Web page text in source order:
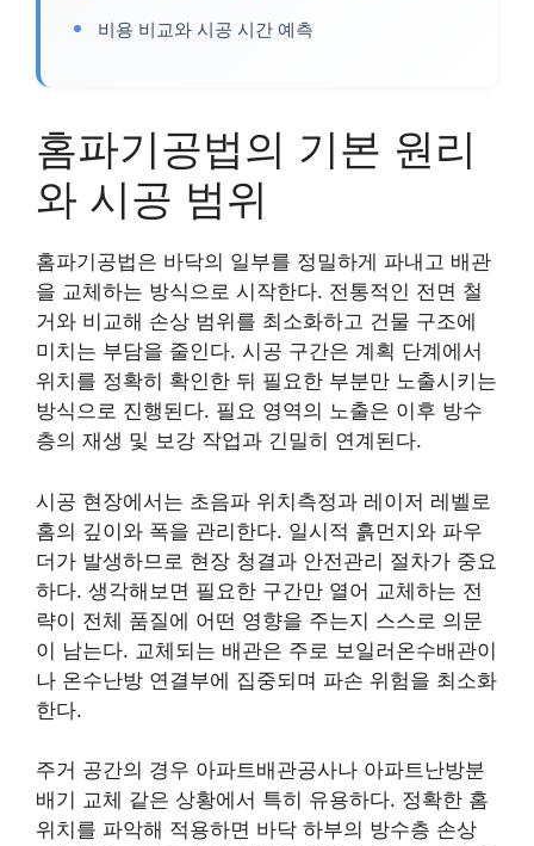
비용 비교와 시공 시간 예측
홈파기공법의 기본 원리
와 시공 범위
홈파기공법은 바닥의 일부를 정밀하게 파내고 배관
을 교체하는 방식으로 시작한다. 전통적인 전면 철
거와 비교해 손상 범위를 최소화하고 건물 구조에
미치는 부담을 줄인다. 시공 구간은 계획 단계에서
위치를 정확히 확인한 뒤 필요한 부분만 노출시키는
방식으로 진행된다. 필요 영역의 노출은 이후 방수
층의 재생 및 보강 작업과 긴밀히 연계된다.
시공 현장에서는 초음파 위치측정과 레이저 레벨로
홈의 깊이와 폭을 관리한다. 일시적 흙먼지와 파우
더가 발생하므로 현장 청결과 안전관리 절차가 중요
하다. 생각해보면 필요한 구간만 열어 교체하는 전
략이 전체 품질에 어떤 영향을 주는지 스스로 의문
이 남는다. 교체되는 배관은 주로 보일러온수배관이
나 온수난방 연결부에 집중되며 파손 위험을 최소화
한다.
주거 공간의 경우 아파트배관공사나 아파트난방분
배기 교체 같은 상황에서 특히 유용하다. 정확한 홈
위치를 파악해 적용하면 바닥 하부의 방수층 손상